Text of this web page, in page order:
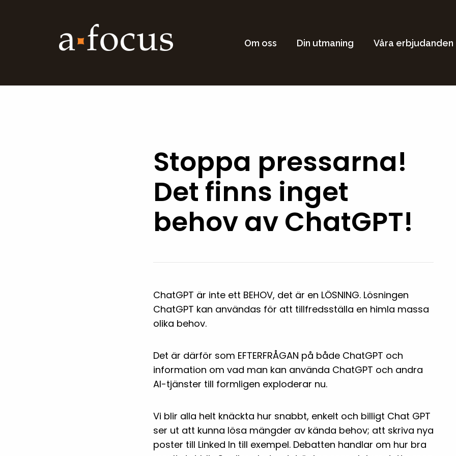
Om oss Din utmaning Våra erbjudanden
Stoppa pressarna!
Det finns inget
behov av ChatGPT!
ChatGPT är inte ett BEHOV, det är en LÖSNING. Lösningen
ChatGPT kan användas för att tillfredsställa en himla massa
olika behov.
Det är därför som EFTERFRÅGAN på både ChatGPT och
information om vad man kan använda ChatGPT och andra
AI-tjänster till formligen exploderar nu.
Vi blir alla helt knäckta hur snabbt, enkelt och billigt Chat GPT
ser ut att kunna lösa mängder av kända behov; att skriva nya
poster till Linked In till exempel. Debatten handlar om hur bra